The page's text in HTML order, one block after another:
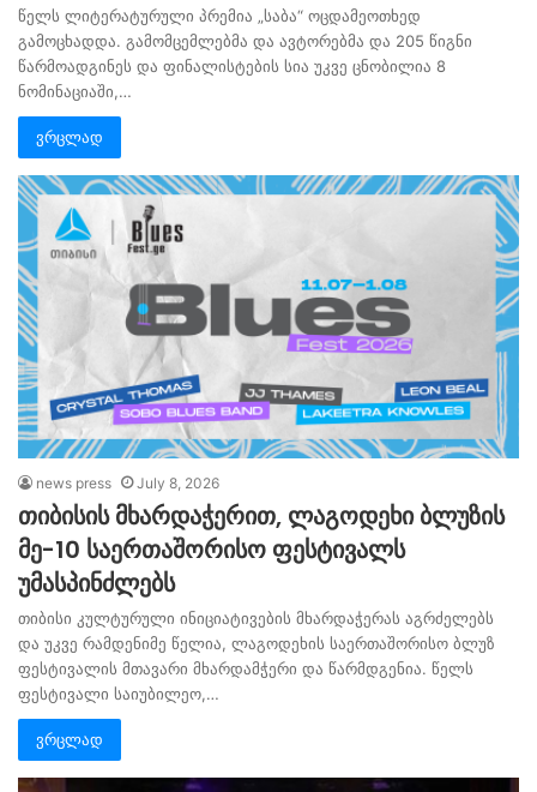
წელს ლიტერატურული პრემია „საბა“ ოცდამეოთხედ
გამოცხადდა. გამომცემლებმა და ავტორებმა და 205 წიგნი
წარმოადგინეს და ფინალისტების სია უკვე ცნობილია 8
ნომინაციაში,…
ვრცლად
news press July 8, 2026
თიბისის მხარდაჭერით, ლაგოდეხი ბლუზის
მე-10 საერთაშორისო ფესტივალს
უმასპინძლებს
თიბისი კულტურული ინიციატივების მხარდაჭერას აგრძელებს
და უკვე რამდენიმე წელია, ლაგოდეხის საერთაშორისო ბლუზ
ფესტივალის მთავარი მხარდამჭერი და წარმდგენია. წელს
ფესტივალი საიუბილეო,…
ვრცლად